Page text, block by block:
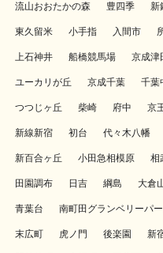
流山おおたかの森 豊四季 新
東久留米 小手指 入間市
上石神井 船橋競馬場 京成津
ユーカリが丘 京成千葉 千葉
つつじヶ丘 柴崎 府中 京
新線新宿 初台 代々木八幡
新百合ヶ丘 小田急相模原 相
田園調布 日吉 綱島 大倉
青葉台 南町田グランベリーパ
末広町 虎ノ門 後楽園 新